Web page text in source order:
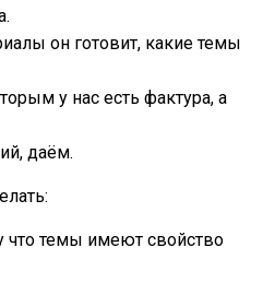
он готовит, какие темы
у нас есть фактура, а
даём.
что темы имеют свойство